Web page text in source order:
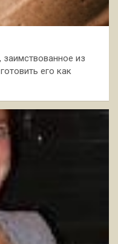
из
его как